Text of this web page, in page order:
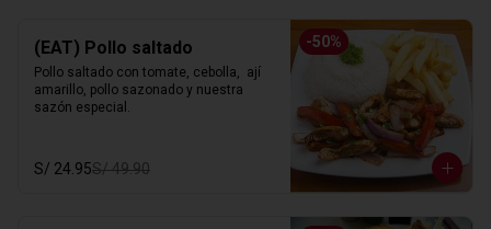
-50%
(EAT) Pollo saltado
Pollo saltado con tomate, cebolla,  ají
amarillo, pollo sazonado y nuestra
sazón especial.
S/ 24.95S/ 49.90